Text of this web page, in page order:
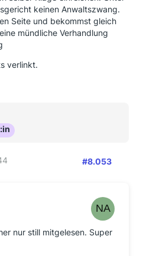
keinen Anwaltszwang.
Seite und bekommst gleich
mündliche Verhandlung
verlinkt.
#8.053
nur still mitgelesen. Super